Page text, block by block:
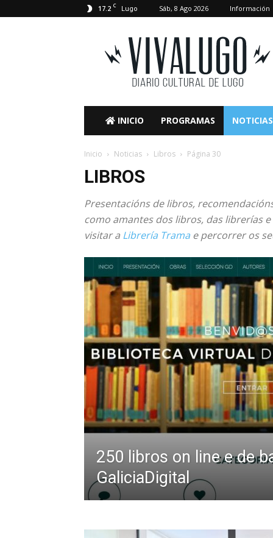
17.2 C Lugo Sáb, 8 Ago 2026 Información
VivaLugo
INICIO PROGRAMAS NOTICIAS
Inicio Noticias Libros Página 30
LIBROS
Presentacións de libros,
como amantes dos libros, das librerías
visitar a Librería Trama e percorrer os
250 libros on line e de
GaliciaDigital